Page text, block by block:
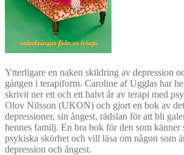
Ytterligare en naken skildring av depression
gången i terapiform. Caroline af Ugglas har
skrivit ner ett och ett halvt år av terapi med
Olov Nilsson (UKON) och gjort en bok av
depressioner, sin ångest, rädslan för att bli
hennes familj. En bra bok för den som känner
psykiska skörhet och vill läsa om någon som
depression och ångest.